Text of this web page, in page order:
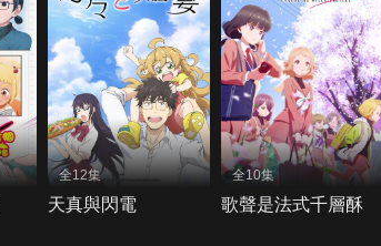
全12集
天真與閃電
全10集
歌聲是法式千層酥